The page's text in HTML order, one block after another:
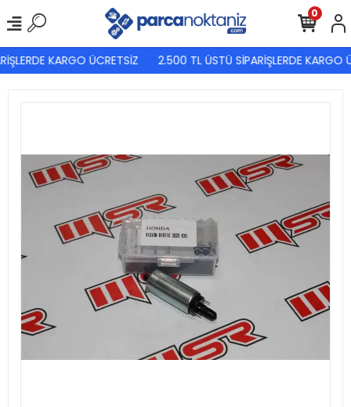
KARGO ÜCRETSİZ 2.500 TL ÜSTÜ SİPARİŞLERDE KARGO
0